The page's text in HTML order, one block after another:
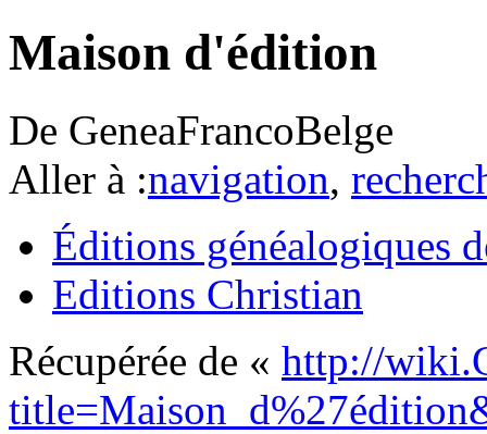
Maison d'édition
De GeneaFrancoBelge
Aller à :navigation,
Éditions généalogiques
Editions Christian
Récupérée de « http://